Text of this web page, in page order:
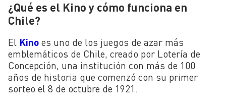
¿Qué es el Kino y cómo funciona en
Chile?
El Kino es uno de los juegos de azar más
emblemáticos de Chile, creado por Lotería de
Concepción, una institución con más de 100
años de historia que comenzó con su primer
sorteo el 8 de octubre de 1921.